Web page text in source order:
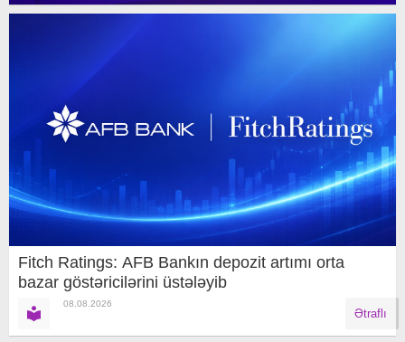
Fitch Ratings: AFB Bankın depozit artımı orta
bazar göstəricilərini üstələyib
08.08.2026
Ətraflı